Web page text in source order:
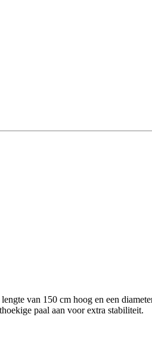
van 150 cm hoog en een
paal aan voor extra stabiliteit.